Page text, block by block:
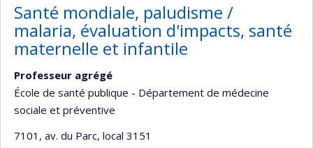
Santé mondiale, paludisme /
malaria, évaluation d'impacts, santé
maternelle et infantile
Professeur agrégé
École de santé publique - Département de médecine
sociale et préventive
7101, av. du Parc, local 3151